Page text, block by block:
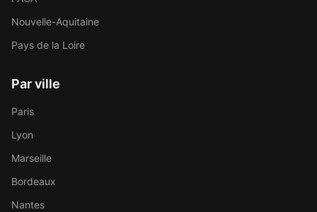
Nouvelle-Aquitaine
Pays de la Loire
Par ville
Paris
Lyon
Marseille
Bordeaux
Nantes